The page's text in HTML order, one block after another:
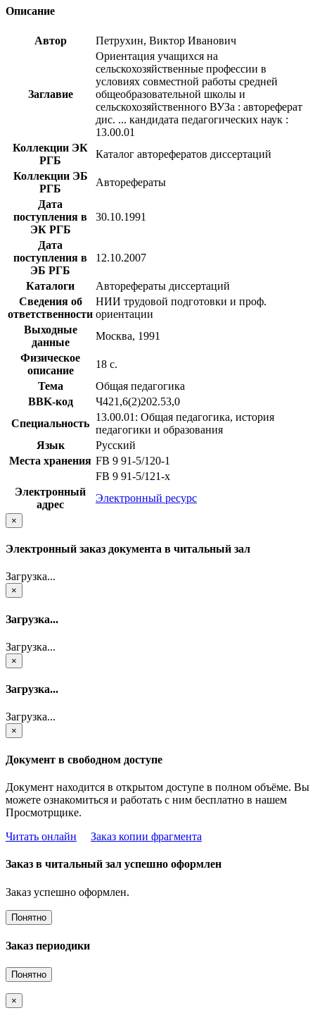
Описание
Автор Петрухин, Виктор Иванович
Заглавие
Ориентация учащихся на
сельскохозяйственные профессии в
условиях совместной работы средней
общеобразовательной школы и
сельскохозяйственного ВУЗа : автореферат
дис. ... кандидата педагогических наук :
13.00.01
Коллекции ЭК
РГБ
Каталог авторефератов диссертаций
Коллекции ЭБ
РГБ
Авторефераты
Дата
поступления в
ЭК РГБ
30.10.1991
Дата
поступления в
ЭБ РГБ
12.10.2007
Каталоги
Авторефераты диссертаций
Сведения об
ответственности
НИИ трудовой подготовки и проф.
ориентации
Выходные
данные
Москва, 1991
Физическое
описание
18 с.
Тема
Общая педагогика
BBK-код
Ч421,6(2)202.53,0
Специальность
13.00.01: Общая педагогика, история
педагогики и образования
Язык
Русский
Места хранения FB 9 91-5/120-1
FB 9 91-5/121-x
Электронный
адрес
Электронный ресурс
×
Электронный заказ документа в читальный зал
Загрузка...
×
Загрузка...
Загрузка...
×
Загрузка...
Загрузка...
×
Документ в свободном доступе
Документ находится в открытом доступе в полном объёме. Вы
можете ознакомиться и работать с ним бесплатно в нашем
Просмотрщике.
Читать онлайн
Заказ копии фрагмента
Заказ в читальный зал успешно оформлен
Заказ успешно оформлен.
Понятно
Заказ периодики
Понятно
×